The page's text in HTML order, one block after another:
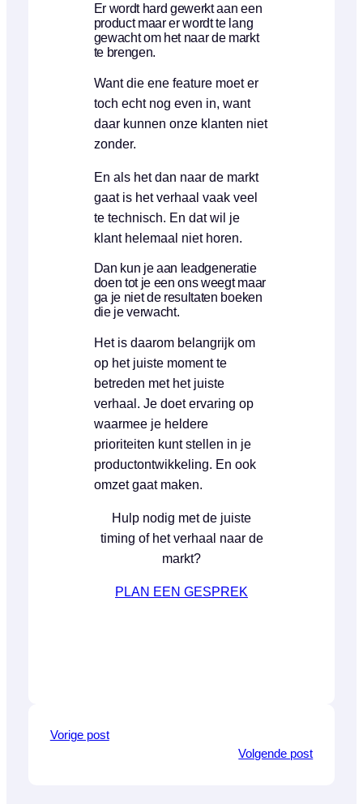
Er wordt hard gewerkt aan een
product maar er wordt te lang
gewacht om het naar de markt
te brengen.
Want die ene feature moet er
toch echt nog even in, want
daar kunnen onze klanten niet
zonder.
En als het dan naar de markt
gaat is het verhaal vaak veel
te technisch. En dat wil je
klant helemaal niet horen.
Dan kun je aan leadgeneratie
doen tot je een ons weegt maar
ga je niet de resultaten boeken
die je verwacht.
Het is daarom belangrijk om
op het juiste moment te
betreden met het juiste
verhaal. Je doet ervaring op
waarmee je heldere
prioriteiten kunt stellen in je
productontwikkeling. En ook
omzet gaat maken.
Hulp nodig met de juiste
timing of het verhaal naar de
markt?
PLAN EEN GESPREK
Vorige post
Volgende post